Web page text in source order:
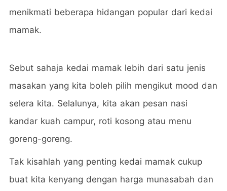
menikmati beberapa hidangan popular dari kedai
mamak.
Sebut sahaja kedai mamak lebih dari satu jenis
masakan yang kita boleh pilih mengikut mood dan
selera kita. Selalunya, kita akan pesan nasi
kandar kuah campur, roti kosong atau menu
goreng-goreng.
Tak kisahlah yang penting kedai mamak cukup
buat kita kenyang dengan harga munasabah dan